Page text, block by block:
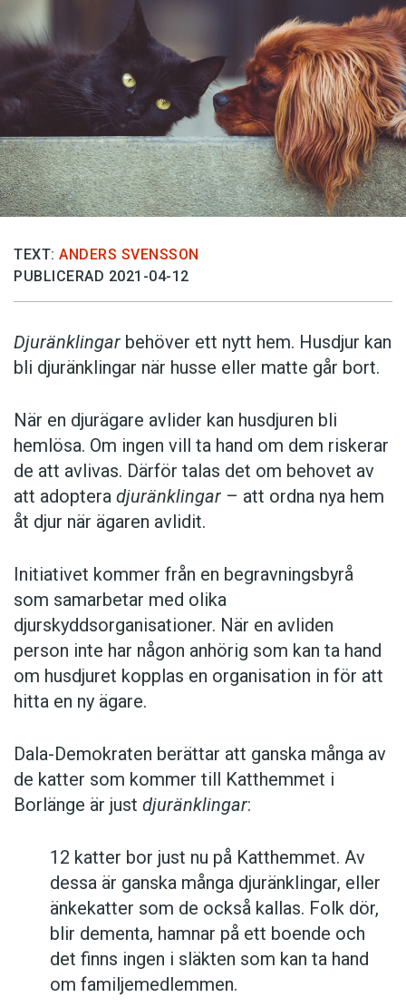
TEXT: ANDERS SVENSSON
PUBLICERAD 2021-04-12
Djuränklingar behöver ett nytt hem. Husdjur kan
bli djuränklingar när husse eller matte går bort.
När en djurägare avlider kan husdjuren bli
hemlösa. Om ingen vill ta hand om dem riskerar
de att avlivas. Därför talas det om behovet av
att adoptera djuränklingar – att ordna nya hem
åt djur när ägaren avlidit.
Initiativet kommer från en begravningsbyrå
som samarbetar med olika
djurskyddsorganisationer. När en avliden
person inte har någon anhörig som kan ta hand
om husdjuret kopplas en organisation in för att
hitta en ny ägare.
Dala-Demokraten berättar att ganska många av
de katter som kommer till Katthemmet i
Borlänge är just djuränklingar:
12 katter bor just nu på Katthemmet. Av
dessa är ganska många djuränklingar, eller
änkekatter som de också kallas. Folk dör,
blir dementa, hamnar på ett boende och
det finns ingen i släkten som kan ta hand
om familjemedlemmen.